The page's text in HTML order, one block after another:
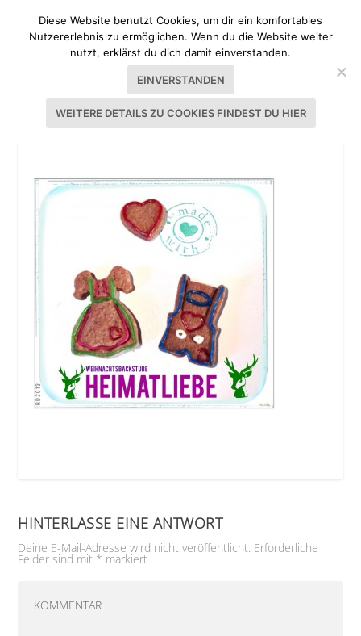
HEIMATLIEBE
HINTERLASSE EINE ANTWORT
Deine E-Mail-Adresse wird nicht veröffentlicht. Erforderliche
Felder sind mit * markiert
Diese Website benutzt Cookies, um dir ein komfortables
Nutzererlebnis zu ermöglichen. Wenn du die Website weiter
nutzt, erklärst du dich damit einverstanden.
EINVERSTANDEN
WEITERE DETAILS ZU COOKIES FINDEST DU HIER